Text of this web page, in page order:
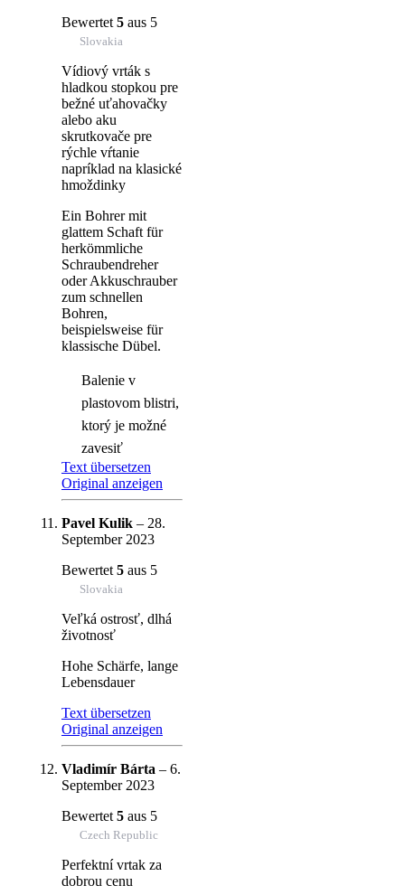
Bewertet 5 aus 5
Slovakia
Vídiový vrták s
hladkou stopkou pre
bežné uťahovačky
alebo aku
skrutkovače pre
rýchle vŕtanie
napríklad na klasické
hmoždinky
Ein Bohrer mit
glattem Schaft für
herkömmliche
Schraubendreher
oder Akkuschrauber
zum schnellen
Bohren,
beispielsweise für
klassische Dübel.
Balenie v
plastovom blistri,
ktorý je možné
zavesiť
Text übersetzen
Original anzeigen
Pavel Kulik – 28.
September 2023
Bewertet 5 aus 5
Slovakia
Veľká ostrosť, dlhá
životnosť
Hohe Schärfe, lange
Lebensdauer
Text übersetzen
Original anzeigen
Vladimír Bárta – 6.
September 2023
Bewertet 5 aus 5
Czech Republic
Perfektní vrtak za
dobrou cenu